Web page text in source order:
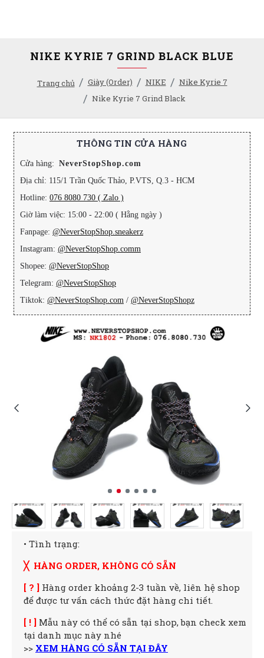
Trang chủ Giày (Order) NIKE
Nike Kyrie 7
Nike Kyrie 7 Grind Black
NIKE KYRIE 7 GRIND BLACK BLUE
THÔNG TIN CỬA HÀNG
Cửa hàng: NeverStopShop.com
Địa chỉ: 115/1 Trần Quốc Thảo, P.VTS, Q.3 - HCM
Hotline: 076 8080 730 ( Zalo )
Giờ làm việc: 15:00 - 22:00 ( Hằng ngày )
Fanpage: @NeverStopShop.sneakerz
Instagram: @NeverStopShop.comm
Shopee: @NeverStopShop
Telegram: @NeverStopShop
Tiktok: @NeverStopShop.com / @NeverStopShopz
• Tình trạng:
╳ HÀNG ORDER, KHÔNG CÓ SẴN
[ ? ] Hàng order khoảng 2-3 tuần về, liên hệ shop
để được tư vấn cách thức đặt hàng chi tiết.
[ ! ] Mẫu này có thể có sẵn tại shop, bạn check xem
tại danh mục này nhé
>> XEM HÀNG CÓ SẴN TẠI ĐÂY